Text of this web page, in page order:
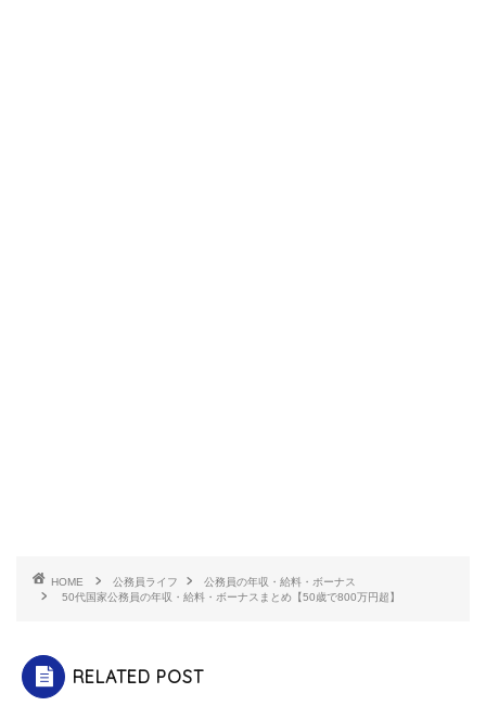
HOME 公務員ライフ
公務員の年収・給料・ボーナス
50代国家公務員の年収・給料・ボーナスまとめ【50歳で800万円超】
RELATED POST